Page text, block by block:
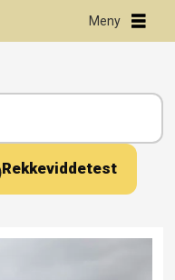
Rekkeviddetest